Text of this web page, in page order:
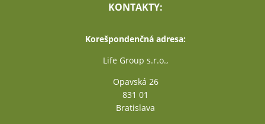
KONTAKTY:
Korešpondenčná adresa:
Life Group s.r.o.,
Opavská 26
831 01
Bratislava